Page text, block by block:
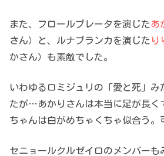
また、フロールプレータを演じた あ
さん）と、ルナブランカを演じた り
かさん）も素敵でした。
いわゆるロミジュリの「愛と死」み
たが…あかりさんは本当に足が長く
ちゃんは白がめちゃくちゃ似合う。
セニョールクルゼイロのメンバーも